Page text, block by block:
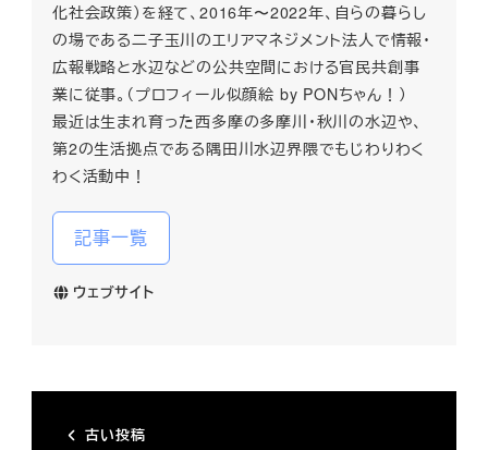
化社会政策）を経て、2016年〜2022年、自らの暮らし
の場である二子玉川のエリアマネジメント法人で情報・
広報戦略と水辺などの公共空間における官民共創事
業に従事。（プロフィール似顔絵 by PONちゃん！）
最近は生まれ育った西多摩の多摩川・秋川の水辺や、
第2の生活拠点である隅田川水辺界隈でもじわりわく
わく活動中！
記事一覧
ウェブサイト
古い投稿